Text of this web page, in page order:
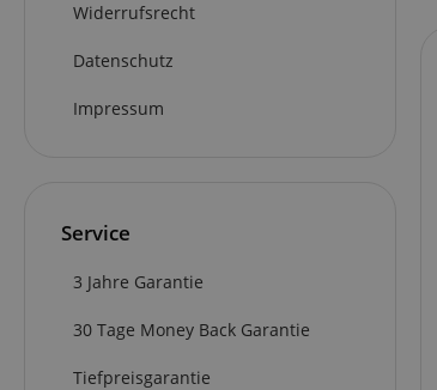
Widerrufsrecht
Datenschutz
Impressum
Service
3 Jahre Garantie
30 Tage Money Back Garantie
Tiefpreisgarantie